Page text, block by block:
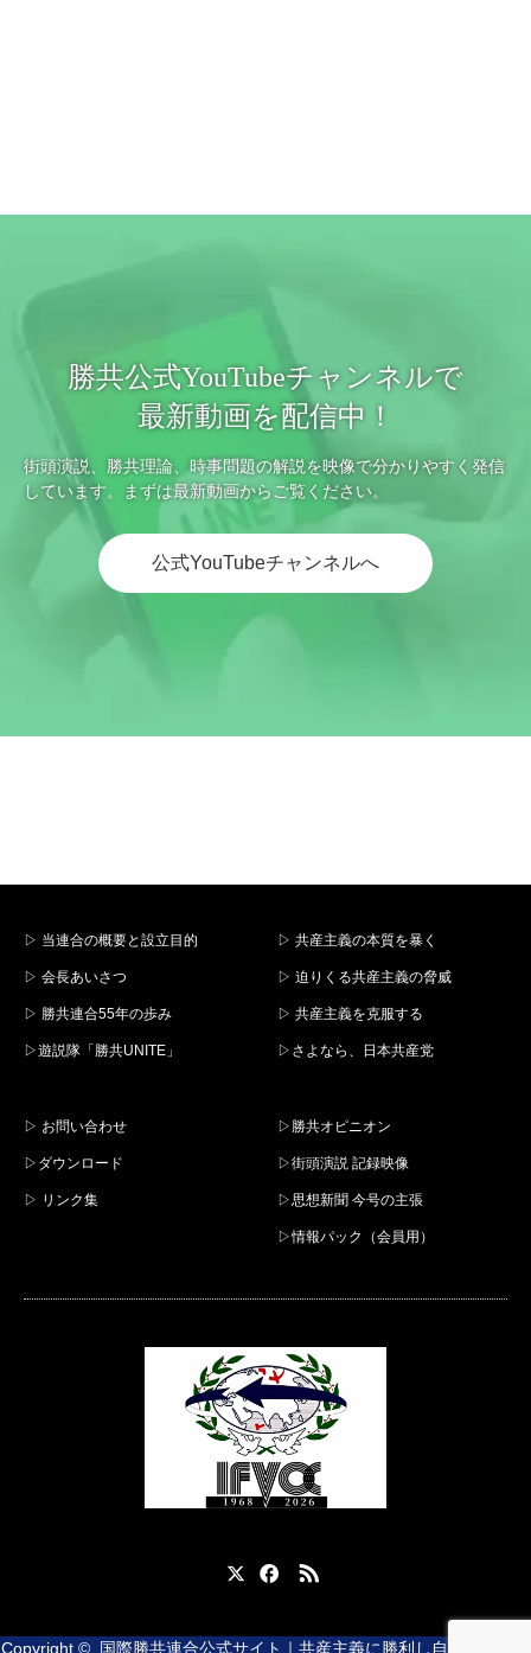
勝共公式YouTubeチャンネルで
最新動画を配信中！
街頭演説、勝共理論、時事問題の解説を映像で分かりやすく発信
しています。まずは最新動画からご覧ください。
公式YouTubeチャンネルへ
▷ 当連合の概要と設立目的
▷ 会長あいさつ
▷ 勝共連合55年の歩み
▷遊説隊「勝共UNITE」
▷ 共産主義の本質を暴く
▷ 迫りくる共産主義の脅威
▷ 共産主義を克服する
▷さよなら、日本共産党
▷ お問い合わせ
▷ダウンロード
▷ リンク集
▷勝共オピニオン
▷街頭演説 記録映像
▷思想新聞 今号の主張
▷情報パック（会員用）
Copyright © 国際勝共連合公式サイト｜共産主義に勝利し自由と平和を